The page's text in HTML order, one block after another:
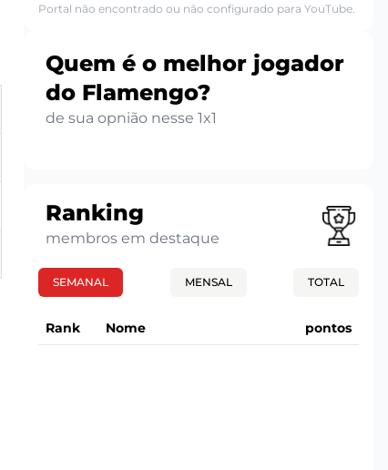
Portal não encontrado ou não configurado para YouTube.
Quem é o melhor jogador
do Flamengo?
de sua opnião nesse 1x1
Ranking
membros em destaque
SEMANAL MENSAL TOTAL
Rank Nome pontos